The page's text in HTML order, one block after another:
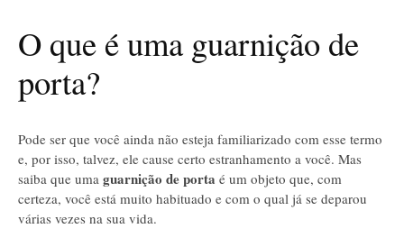
O que é uma guarnição de
porta?
Pode ser que você ainda não esteja familiarizado com esse termo
e, por isso, talvez, ele cause certo estranhamento a você. Mas
saiba que uma guarnição de porta é um objeto que, com
certeza, você está muito habituado e com o qual já se deparou
várias vezes na sua vida.